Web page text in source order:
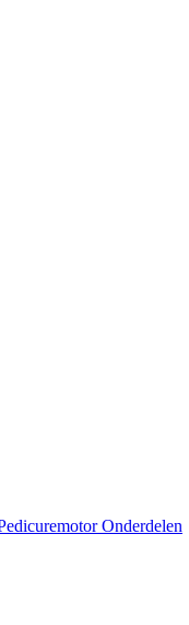
Onderdelen